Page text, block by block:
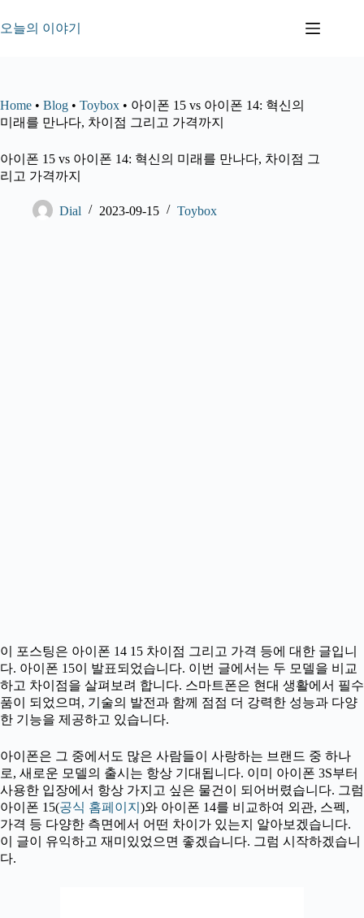
문
뛰
기
오늘의 이야기
Home • Blog • Toybox • 아이폰 15 vs 아이폰 14: 혁신의
미래를 만나다, 차이점 그리고 가격까지
아이폰 15 vs 아이폰 14: 혁신의 미래를 만나다, 차이점 그
리고 가격까지
Dial 2023-09-15 Toybox
이 포스팅은 아이폰 14 15 차이점 그리고 가격 등에 대한 글입니
다. 아이폰 15이 발표되었습니다. 이번 글에서는 두 모델을 비교
하고 차이점을 살펴보려 합니다. 스마트폰은 현대 생활에서 필수
품이 되었으며, 기술의 발전과 함께 점점 더 강력한 성능과 다양
한 기능을 제공하고 있습니다.
아이폰은 그 중에서도 많은 사람들이 사랑하는 브랜드 중 하나
로, 새로운 모델의 출시는 항상 기대됩니다. 이미 아이폰 3S부터
사용한 입장에서 항상 가지고 싶은 물건이 되어버렸습니다. 그럼
아이폰 15(공식 홈페이지 )와 아이폰 14를 비교하여 외관, 스펙,
가격 등 다양한 측면에서 어떤 차이가 있는지 알아보겠습니다.
이 글이 유익하고 재미있었으면 좋겠습니다. 그럼 시작하겠습니
다.